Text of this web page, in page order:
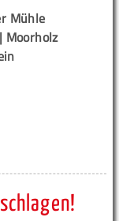
Mühle
Moorholz